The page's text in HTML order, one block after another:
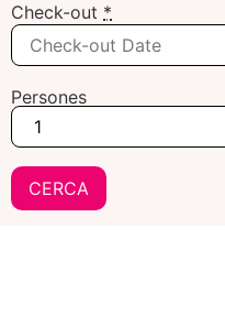
Check-out *
Persones